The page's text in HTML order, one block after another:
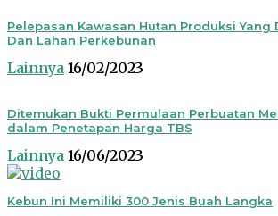
Pelepasan Kawasan Hutan Produksi Yang
Dan Lahan Perkebunan
Lainnya 16/02/2023
Ditemukan Bukti Permulaan Perbuatan
dalam Penetapan Harga TBS
Lainnya 16/06/2023
Kebun Ini Memiliki 300 Jenis Buah Langka